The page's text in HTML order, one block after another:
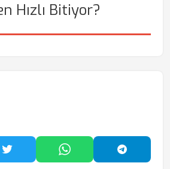
Hızlı Bitiyor?
Paylaş
Twitter'da PaylaşWhatsApp'ta Paylaş